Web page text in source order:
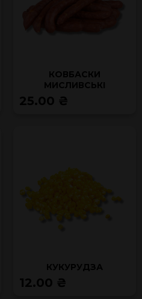
КОВБАСКИ
МИСЛИВСЬКІ
25.00 ₴
КУКУРУДЗА
12.00 ₴